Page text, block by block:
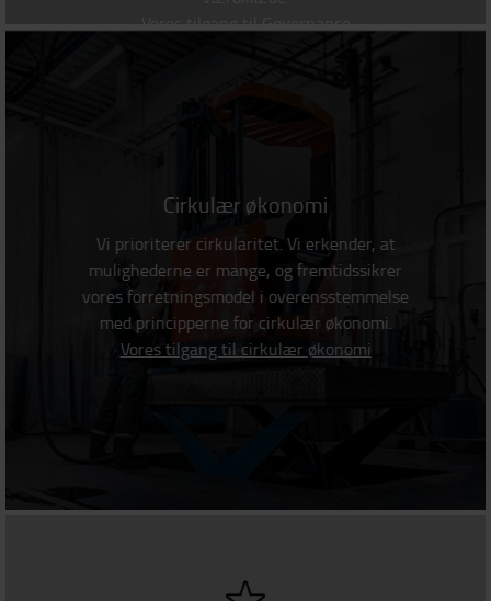
Cirkulær økonomi
Vi prioriterer cirkularitet. Vi erkender, at
mulighederne er mange, og fremtidssikrer
vores forretningsmodel i overensstemmelse
med principperne for cirkulær økonomi.
Vores tilgang til cirkulær økonomi